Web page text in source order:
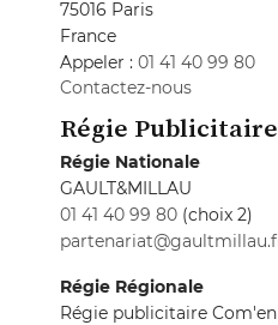
75016 Paris
France
Appeler : 01 41 40 99 80
Contactez-nous
Régie Publicitaire
Régie Nationale
GAULT&MILLAU
01 41 40 99 80 (choix 2)
Régie Régionale
Régie publicitaire